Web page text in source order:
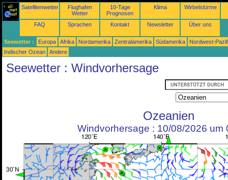
Satellitenwetter
Flughafen
Wetter
10-Tage
Prognosen
Klima Wirbelstürme
FAQ Sprachen Kontakt Newsletter Über uns
Seewetter : Europa Afrika Nordamerika Zentralamerika Südamerika
Nordwest-
Indischer Ozean
Andere
Seewetter : Windvorhersage
Ozeanien
Windvorhersage : 10/08/2026 um